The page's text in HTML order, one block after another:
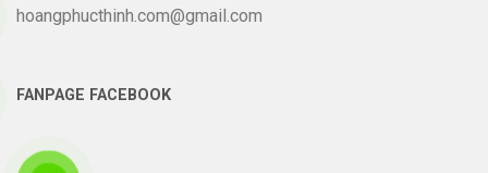
hoangphucthinh.com@gmail.com
FANPAGE FACEBOOK